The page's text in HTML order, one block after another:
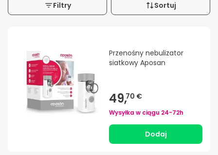
Filtry Sortuj
Przenośny nebulizator
siatkowy Aposan
49,70 €
Wysyłka w ciągu 24-72h
Dodaj